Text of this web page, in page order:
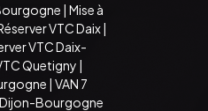
| Mise à
VTC Daix|
VTC Daix-
Quetigny |
| VAN 7
Bourgogne